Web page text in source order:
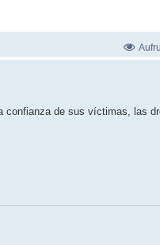
confianza de sus víctimas, las